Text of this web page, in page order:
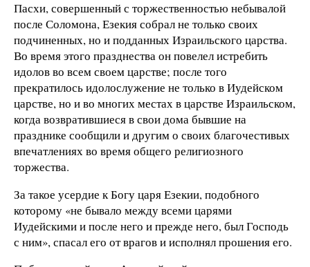
Пасхи, совершенный с торжественностью небывалой
после Соломона, Езекия собрал не только своих
подчиненных, но и подданных Израильского царства.
Во время этого празднества он повелел истребить
идолов во всем своем царстве; после того
прекратилось идолослужение не только в Иудейском
царстве, но и во многих местах в царстве Израильском,
когда возвратившиеся в свои дома бывшие на
празднике сообщили и другим о своих благочестивых
впечатлениях во время общего религиозного
торжества.
За такое усердие к Богу царя Езекии, подобного
которому «не бывало между всеми царями
Иудейскими и после него и прежде него, был Господь
с ним», спасал его от врагов и исполнял прошения его.